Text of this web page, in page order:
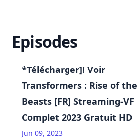
Episodes
*Télécharger]! Voir
Transformers : Rise of the
Beasts [FR] Streaming-VF
Complet 2023 Gratuit HD
Jun 09, 2023